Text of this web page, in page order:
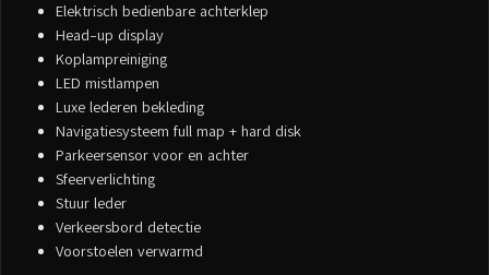
Elektrisch bedienbare achterklep
Head-up display
Koplampreiniging
LED mistlampen
Luxe lederen bekleding
Navigatiesysteem full map + hard disk
Parkeersensor voor en achter
Sfeerverlichting
Stuur leder
Verkeersbord detectie
Voorstoelen verwarmd